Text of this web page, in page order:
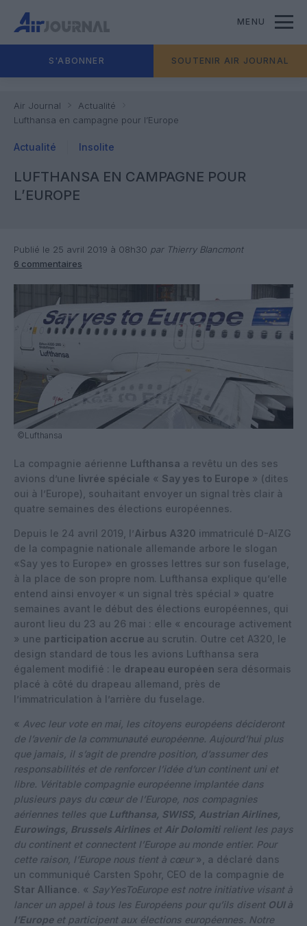
MENU
S'ABONNER SOUTENIR AIR JOURNAL
Air Journal
Actualité
Lufthansa en campagne pour l’Europe
Actualité Insolite
LUFTHANSA EN CAMPAGNE POUR
L’EUROPE
Publié le 25 avril 2019 à 08h30 par Thierry Blancmont
6 commentaires
©Lufthansa
La compagnie aérienne Lufthansa a revêtu un des ses
avions d’une livrée spéciale « Say yes to Europe » (dites
oui à l’Europe), souhaitant envoyer un signal très clair à
quatre semaines des élections européennes.
Depuis le 24 avril 2019, l’Airbus A320 immatriculé D-AIZG
de la compagnie nationale allemande arbore le slogan
«Say yes to Europe» en grosses lettres sur son fuselage,
à la place de son propre nom. Lufthansa explique qu’elle
entend ainsi envoyer « un signal très spécial » quatre
semaines avant le début des élections européennes, qui
auront lieu du 23 au 26 mai : elle « encourage activement
» une participation accrue au scrutin. Outre cet A320, le
design standard de tous les avions Lufthansa sera
également modifié : le drapeau européen sera désormais
placé à côté du drapeau allemand, près de
l’immatriculation à l’arrière du fuselage.
« Avec leur vote en mai, les citoyens européens décideront
de l’avenir de la communauté européenne. Aujourd’hui plus
que jamais, il s’agit de prendre position, d’assumer des
responsabilités et de renforcer l’idée d’un continent uni et
libre. Véritable compagnie européenne implantée dans
plusieurs pays du cœur de l’Europe, nos compagnies
aériennes telles que Lufthansa, SWISS, Austrian Airlines,
Eurowings, Brussels Airlines et Air Dolomitirelient les pays
du continent et connectent l’Europe au monde entier. Pour
cette raison, l’Europe nous tient à cœur», a déclaré dans
un communiqué Carsten Spohr, CEO de la compagnie de
Star Alliance. « SayYesToEurope est notre initiative visant à
lancer un appel à tous les Européens pour qu’ils disent OUI à
l’Europeet participent aux élections européennes. Notre